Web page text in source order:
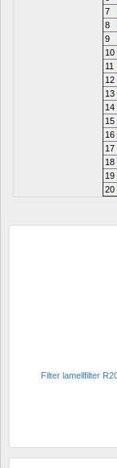
7
8
9
10
11
12
13
14
15
16
17
18
19
20
Filter lamellfilter